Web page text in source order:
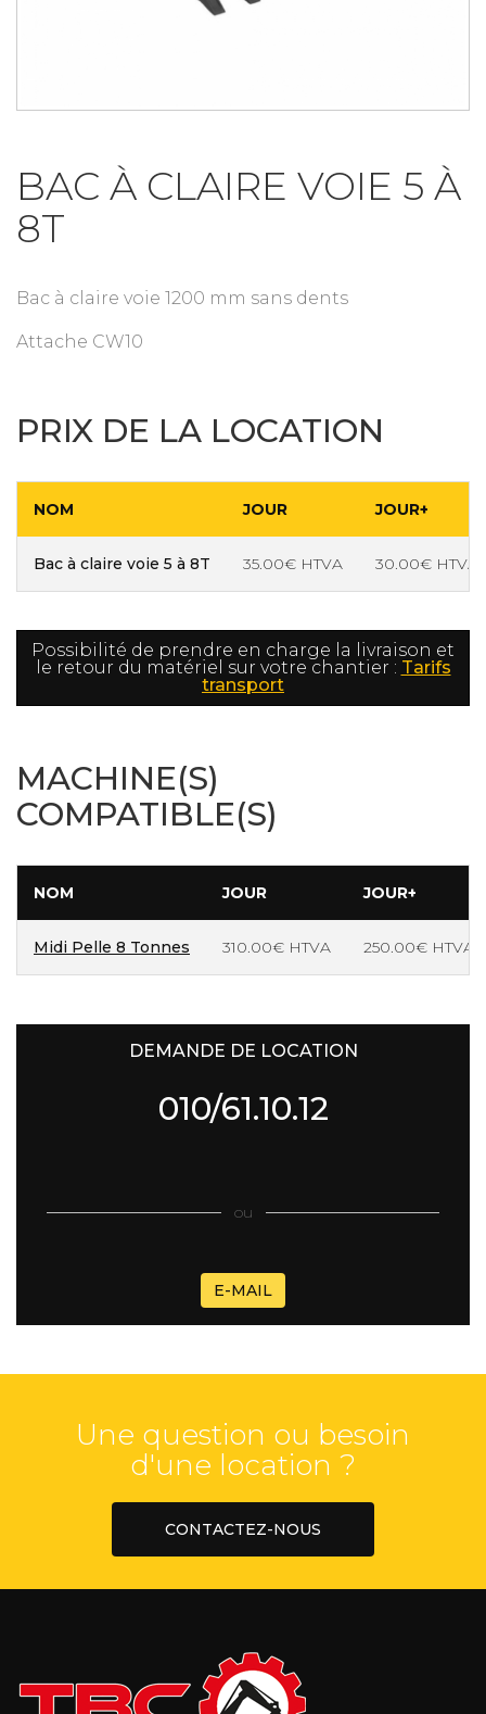
BAC À CLAIRE VOIE 5 À
8T
Bac à claire voie 1200 mm sans dents
Attache CW10
PRIX DE LA LOCATION
NOM JOUR JOUR+
Bac à claire voie 5 à 8T 35.00€ HTVA 30.00€ HTVA
Possibilité de prendre en charge la livraison et
le retour du matériel sur votre chantier : Tarifs
transport
MACHINE(S)
COMPATIBLE(S)
NOM JOUR JOUR+
Midi Pelle 8 Tonnes 310.00€ HTVA 250.00€ HTVA
DEMANDE DE LOCATION
010/61.10.12
ou
E-MAIL
Une question ou besoin
d'une location ?
CONTACTEZ-NOUS